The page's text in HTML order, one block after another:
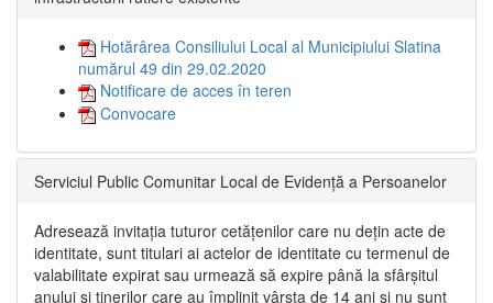
Hotărârea Consiliului Local al Municipiului Slatina
numărul 49 din 29.02.2020
Notificare de acces în teren
Convocare
Serviciul Public Comunitar Local de Evidență a Persoanelor
Adresează invitația tuturor cetățenilor care nu dețin acte de
identitate, sunt titulari ai actelor de identitate cu termenul de
valabilitate expirat sau urmează să expire până la sfârșitul
anului și tinerilor care au împlinit vârsta de 14 ani și nu sunt